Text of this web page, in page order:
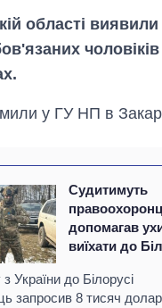
області
у ГУ НП в
Судитимуть
допомагав
виїхати до
України до Білорусі
запросив 8 тисяч